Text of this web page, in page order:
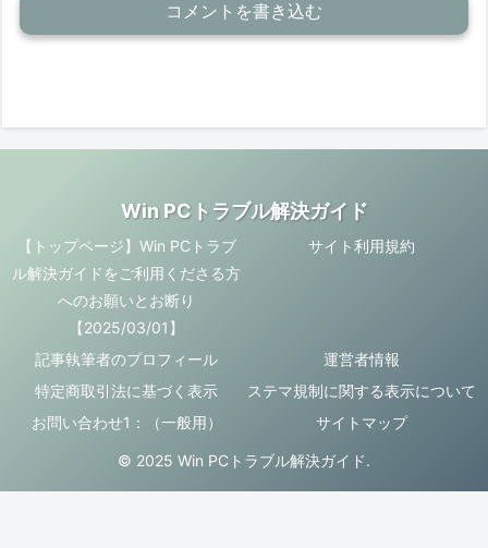
コメントを書き込む
Win PCトラブル解決ガイド
【トップページ】Win PCトラブ
ル解決ガイドをご利用くださる方
へのお願いとお断り
【2025/03/01】
サイト利用規約
記事執筆者のプロフィール
運営者情報
特定商取引法に基づく表示
ステマ規制に関する表示について
お問い合わせ1：（一般用）
サイトマップ
© 2025 Win PCトラブル解決ガイド.